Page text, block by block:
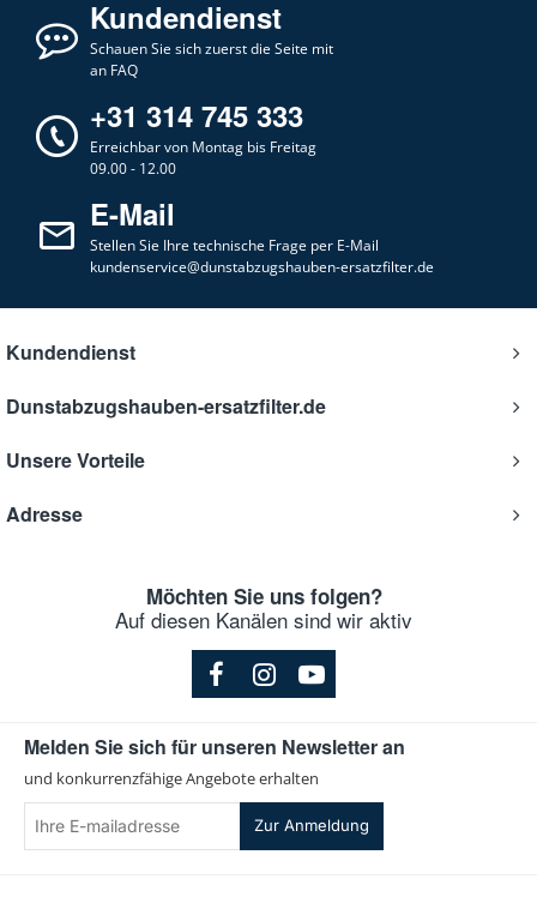
Kundendienst
Schauen Sie sich zuerst die Seite mit
an FAQ
+31 314 745 333
Erreichbar von Montag bis Freitag
09.00 - 12.00
E-Mail
Stellen Sie Ihre technische Frage per E-Mail
kundenservice@dunstabzugshauben-ersatzfilter.de
Kundendienst
Dunstabzugshauben-ersatzfilter.de
Unsere Vorteile
Adresse
Möchten Sie uns folgen?
Auf diesen Kanälen sind wir aktiv
Melden Sie sich für unseren Newsletter an
und konkurrenzfähige Angebote erhalten
E-
mailadresse
Zur Anmeldung